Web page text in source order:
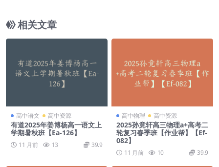
相关文章
高中语文 高中资源
有道2025年姜博杨高一语文上
学期暑秋班【Ea-126】
11 月前 13 39.9
高中物理 高中资源
2025孙竟轩高三物理a+高考二
轮复习春季班【作业帮】【Ef-
082】
11 月前 10 39.9